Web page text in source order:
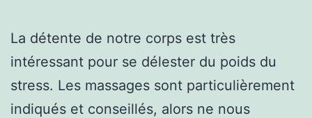
La détente de notre corps est très
intéressant pour se délester du poids du
stress. Les massages sont particulièrement
indiqués et conseillés, alors ne nous